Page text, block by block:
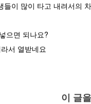
들이 많이 타고 내려서의
으면 되나요?
서 열받네요
이 글